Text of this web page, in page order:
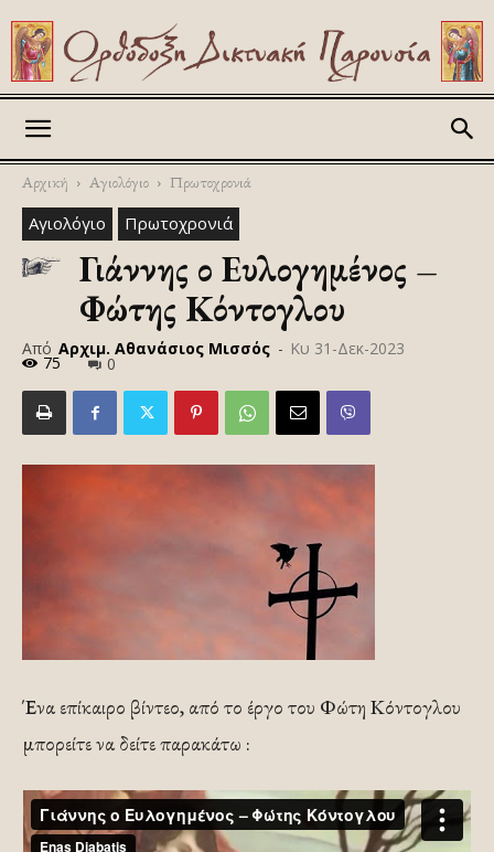
Αρχική Αγιολόγιο Πρωτοχρονιά
Αγιολόγιο Πρωτοχρονιά
Γιάννης ο Ευλογημένος –
Φώτης Κόντογλου
Από Αρχιμ. Αθανάσιος Μισσός - Κυ 31-Δεκ-2023
75 0
Ένα επίκαιρο βίντεο, από το έργο του Φώτη Κόντογλου
μπορείτε να δείτε παρακάτω :